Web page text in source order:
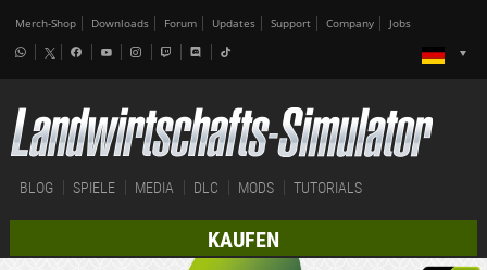
Merch-Shop Downloads Forum Updates Support Company Jobs
BLOG SPIELE MEDIA DLC MODS TUTORIALS
KAUFEN